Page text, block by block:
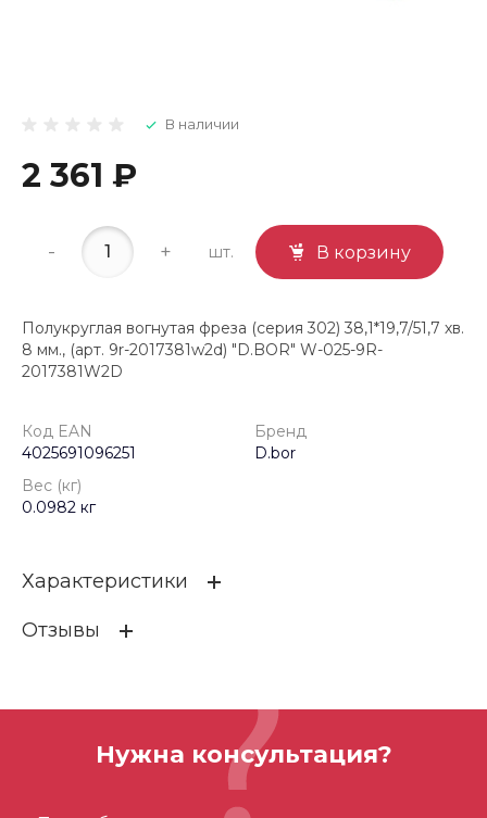
В наличии
2 361 ₽
- + шт. В корзину
Полукруглая вогнутая фреза (серия 302) 38,1*19,7/51,7 хв.
8 мм., (арт. 9r-2017381w2d) "D.BOR" W-025-9R-
2017381W2D
Код EAN
4025691096251
Бренд
D.bor
Вес (кг)
0.0982 кг
Характеристики
Код EAN
0.0982 кг
Отзывы
Отзывов ещё нет – ваш может стать
Нужна консультация?